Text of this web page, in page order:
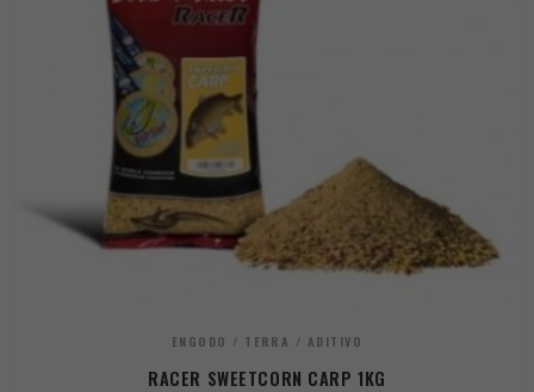
ENGODO / TERRA / ADITIVO
RACER SWEETCORN CARP 1KG